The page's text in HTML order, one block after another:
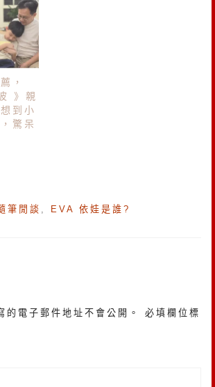
，
》親
到小
驚呆
筆閒談 , EVA 依娃是誰?
的電子郵件地址不會公開。
必填欄位標